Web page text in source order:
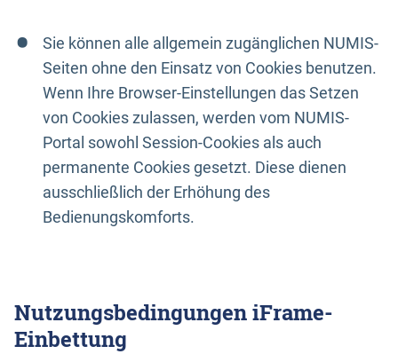
Sie können alle allgemein zugänglichen NUMIS-
Seiten ohne den Einsatz von Cookies benutzen.
Wenn Ihre Browser-Einstellungen das Setzen
von Cookies zulassen, werden vom NUMIS-
Portal sowohl Session-Cookies als auch
permanente Cookies gesetzt. Diese dienen
ausschließlich der Erhöhung des
Bedienungskomforts.
Nutzungsbedingungen iFrame-
Einbettung